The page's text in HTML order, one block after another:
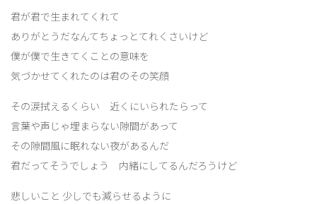
君が君で生まれてくれて
ありがとうだなんてちょっとてれくさいけど
僕が僕で生きてくことの意味を
気づかせてくれたのは君のその笑顔
その涙拭えるくらい 近くにいられたらって
言葉や声じゃ埋まらない隙間があって
その隙間風に眠れない夜があるんだ
君だってそうでしょう 内緒にしてるんだろうけど
悲しいこと 少しでも減らせるように